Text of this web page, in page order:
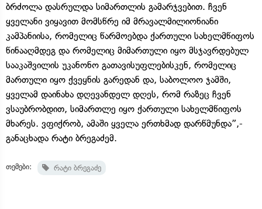
ბრძოლა დასრულდა სიმართლის გამარჯვებით. ჩვენ
ყველანი ვიყავით მომსწრე იმ მრავალმილიონიანი
კამპანიისა, რომელიც წარმოებდა ქართული სახელმწიფოს
წინააღმდეგ და რომელიც მიმართული იყო მსჯავრდებულ
სააკაშვილის უკანონო გათავისუფლებისკენ, რომელიც
მართული იყო ქვეყნის გარედან და, საბოლოო ჯამში,
ყველამ დაინახა დღევანდელ დღეს, რომ რაზეც ჩვენ
ვსაუბრობდით, სიმართლე იყო ქართული სახელმწიფოს
მხარეს. ვფიქრობ, ამაში ყველა ერთხმად დარწმუნდა”,-
განაცხადა რატი ბრეგაძემ.
თემები: რატი ბრეგაძე